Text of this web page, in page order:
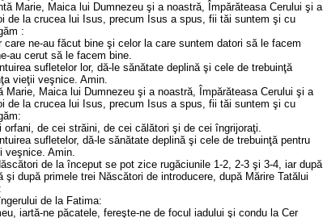
Marie, Maica lui Dumnezeu şi a noastră, Împărăteasa Cerului şi a
de la crucea lui Isus, precum Isus a spus, fii tăi suntem şi cu
:
care ne-au făcut bine şi celor la care suntem datori să le facem
au cerut să le facem bine.
sufletelor lor, dă-le sănătate deplină şi cele de trebuinţă
vieţii veşnice. Amin.
Marie, Maica lui Dumnezeu şi a noastră, Împărăteasa Cerului şi a
de la crucea lui Isus, precum Isus a spus, fii tăi suntem şi cu
orfani, de cei străini, de cei călători şi de cei îngrijoraţi.
sufletelor, dă-le sănătate deplină şi cele de trebuinţă pentru
veşnice. Amin.
de la început se pot zice rugăciunile 1-2, 2-3 şi 3-4, iar după
şi după primele trei Născători de introducere, după Mărire Tatălui
de la Fatima:
iartă-ne păcatele, fereşte-ne de focul iadului şi condu la Cer